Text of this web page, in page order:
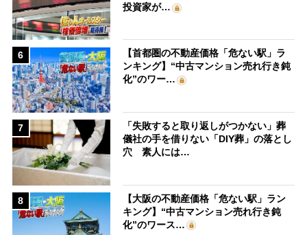
投資家が…
6
【首都圏の不動産価格「危ない駅」ラ
ンキング】“中古マンション売れ行き鈍
化”のワー…
7
「失敗すると取り返しがつかない」葬
儀社の手を借りない「DIY葬」の落とし
穴 素人には…
8
【大阪の不動産価格「危ない駅」ラン
キング】“中古マンション売れ行き鈍
化”のワース…